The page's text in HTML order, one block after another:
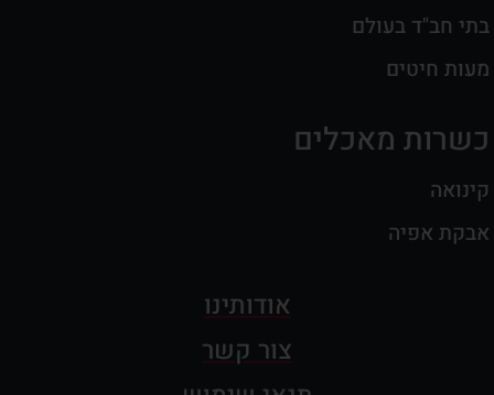
בתי חב"ד בעולם
מעות חיטים
כשרות מאכלים
קינואה
אבקת אפיה
אודותינו
צור קשר